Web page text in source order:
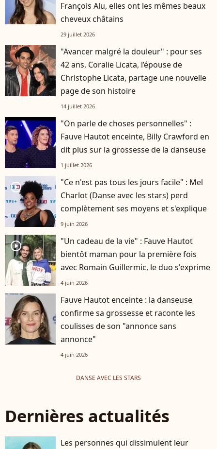
François Alu, elles ont les mêmes beaux
cheveux châtains
29 juillet 2026
"Avancer malgré la douleur" : pour ses
42 ans, Coralie Licata, l’épouse de
Christophe Licata, partage une nouvelle
page de son histoire
14 juillet 2026
"On parle de choses personnelles" :
Fauve Hautot enceinte, Billy Crawford en
dit plus sur la grossesse de la danseuse
1 juillet 2026
player2
"Ce n'est pas tous les jours facile" : Mel
Charlot (Danse avec les stars) perd
complètement ses moyens et s'explique
9 juin 2026
player2
"Un cadeau de la vie" : Fauve Hautot
bientôt maman pour la première fois
avec Romain Guillermic, le duo s'exprime
4 juin 2026
Fauve Hautot enceinte : la danseuse
confirme sa grossesse et raconte les
coulisses de son "annonce sans
annonce"
4 juin 2026
DANSE AVEC LES STARS
Dernières actualités
Les personnes qui dissimulent leur